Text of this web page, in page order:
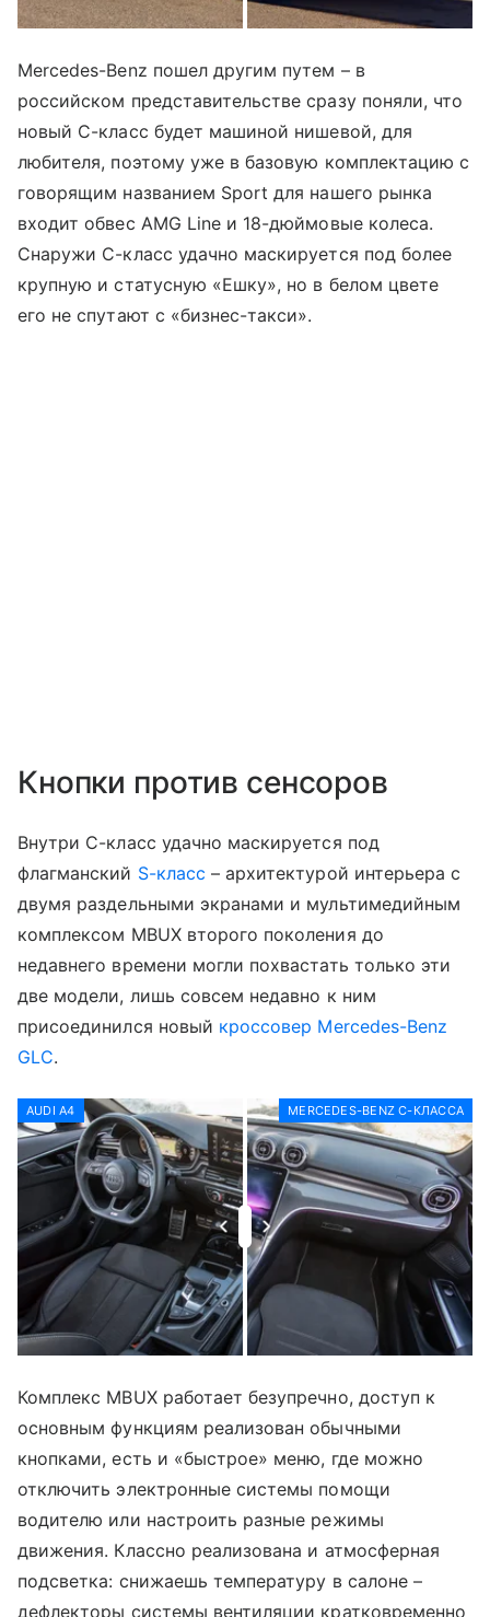
Mercedes-Benz пошел другим путем – в
российском представительстве сразу поняли, что
новый С-класс будет машиной нишевой, для
любителя, поэтому уже в базовую комплектацию с
говорящим названием Sport для нашего рынка
входит обвес AMG Line и 18-дюймовые колеса.
Снаружи С-класс удачно маскируется под более
крупную и статусную «Ешку», но в белом цвете
его не спутают с «бизнес-такси».
Кнопки против сенсоров
Внутри C-класс удачно маскируется под
флагманский S-класс – архитектурой интерьера с
двумя раздельными экранами и мультимедийным
комплексом MBUX второго поколения до
недавнего времени могли похвастать только эти
две модели, лишь совсем недавно к ним
присоединился новый кроссовер Mercedes-Benz
GLC.
AUDI A4 MERCEDES-BENZ C-КЛАССА
Комплекс MBUX работает безупречно, доступ к
основным функциям реализован обычными
кнопками, есть и «быстрое» меню, где можно
отключить электронные системы помощи
водителю или настроить разные режимы
движения. Классно реализована и атмосферная
подсветка: снижаешь температуру в салоне –
дефлекторы системы вентиляции кратковременно